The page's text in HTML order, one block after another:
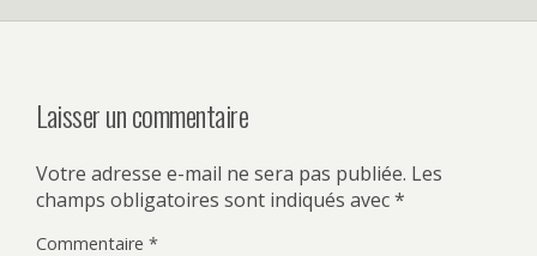
Laisser un commentaire
Votre adresse e-mail ne sera pas publiée. Les
champs obligatoires sont indiqués avec*
Commentaire *